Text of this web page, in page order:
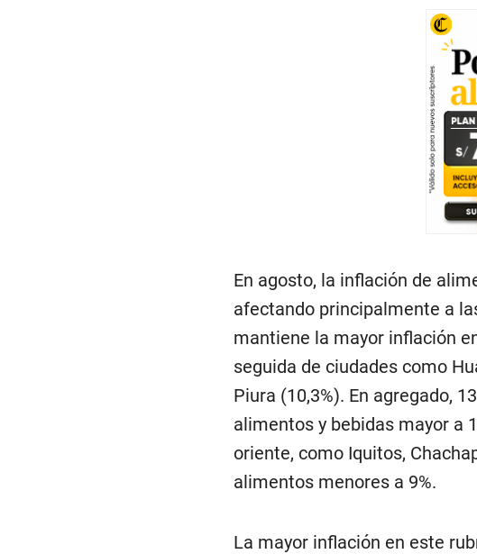
En agosto, la inflación de
afectando principalmente a
mantiene la mayor inflación
seguida de ciudades como
Piura (10,3%). En agregado,
alimentos y bebidas mayor a
oriente, como Iquitos,
alimentos menores a 9%.
La mayor inflación en este